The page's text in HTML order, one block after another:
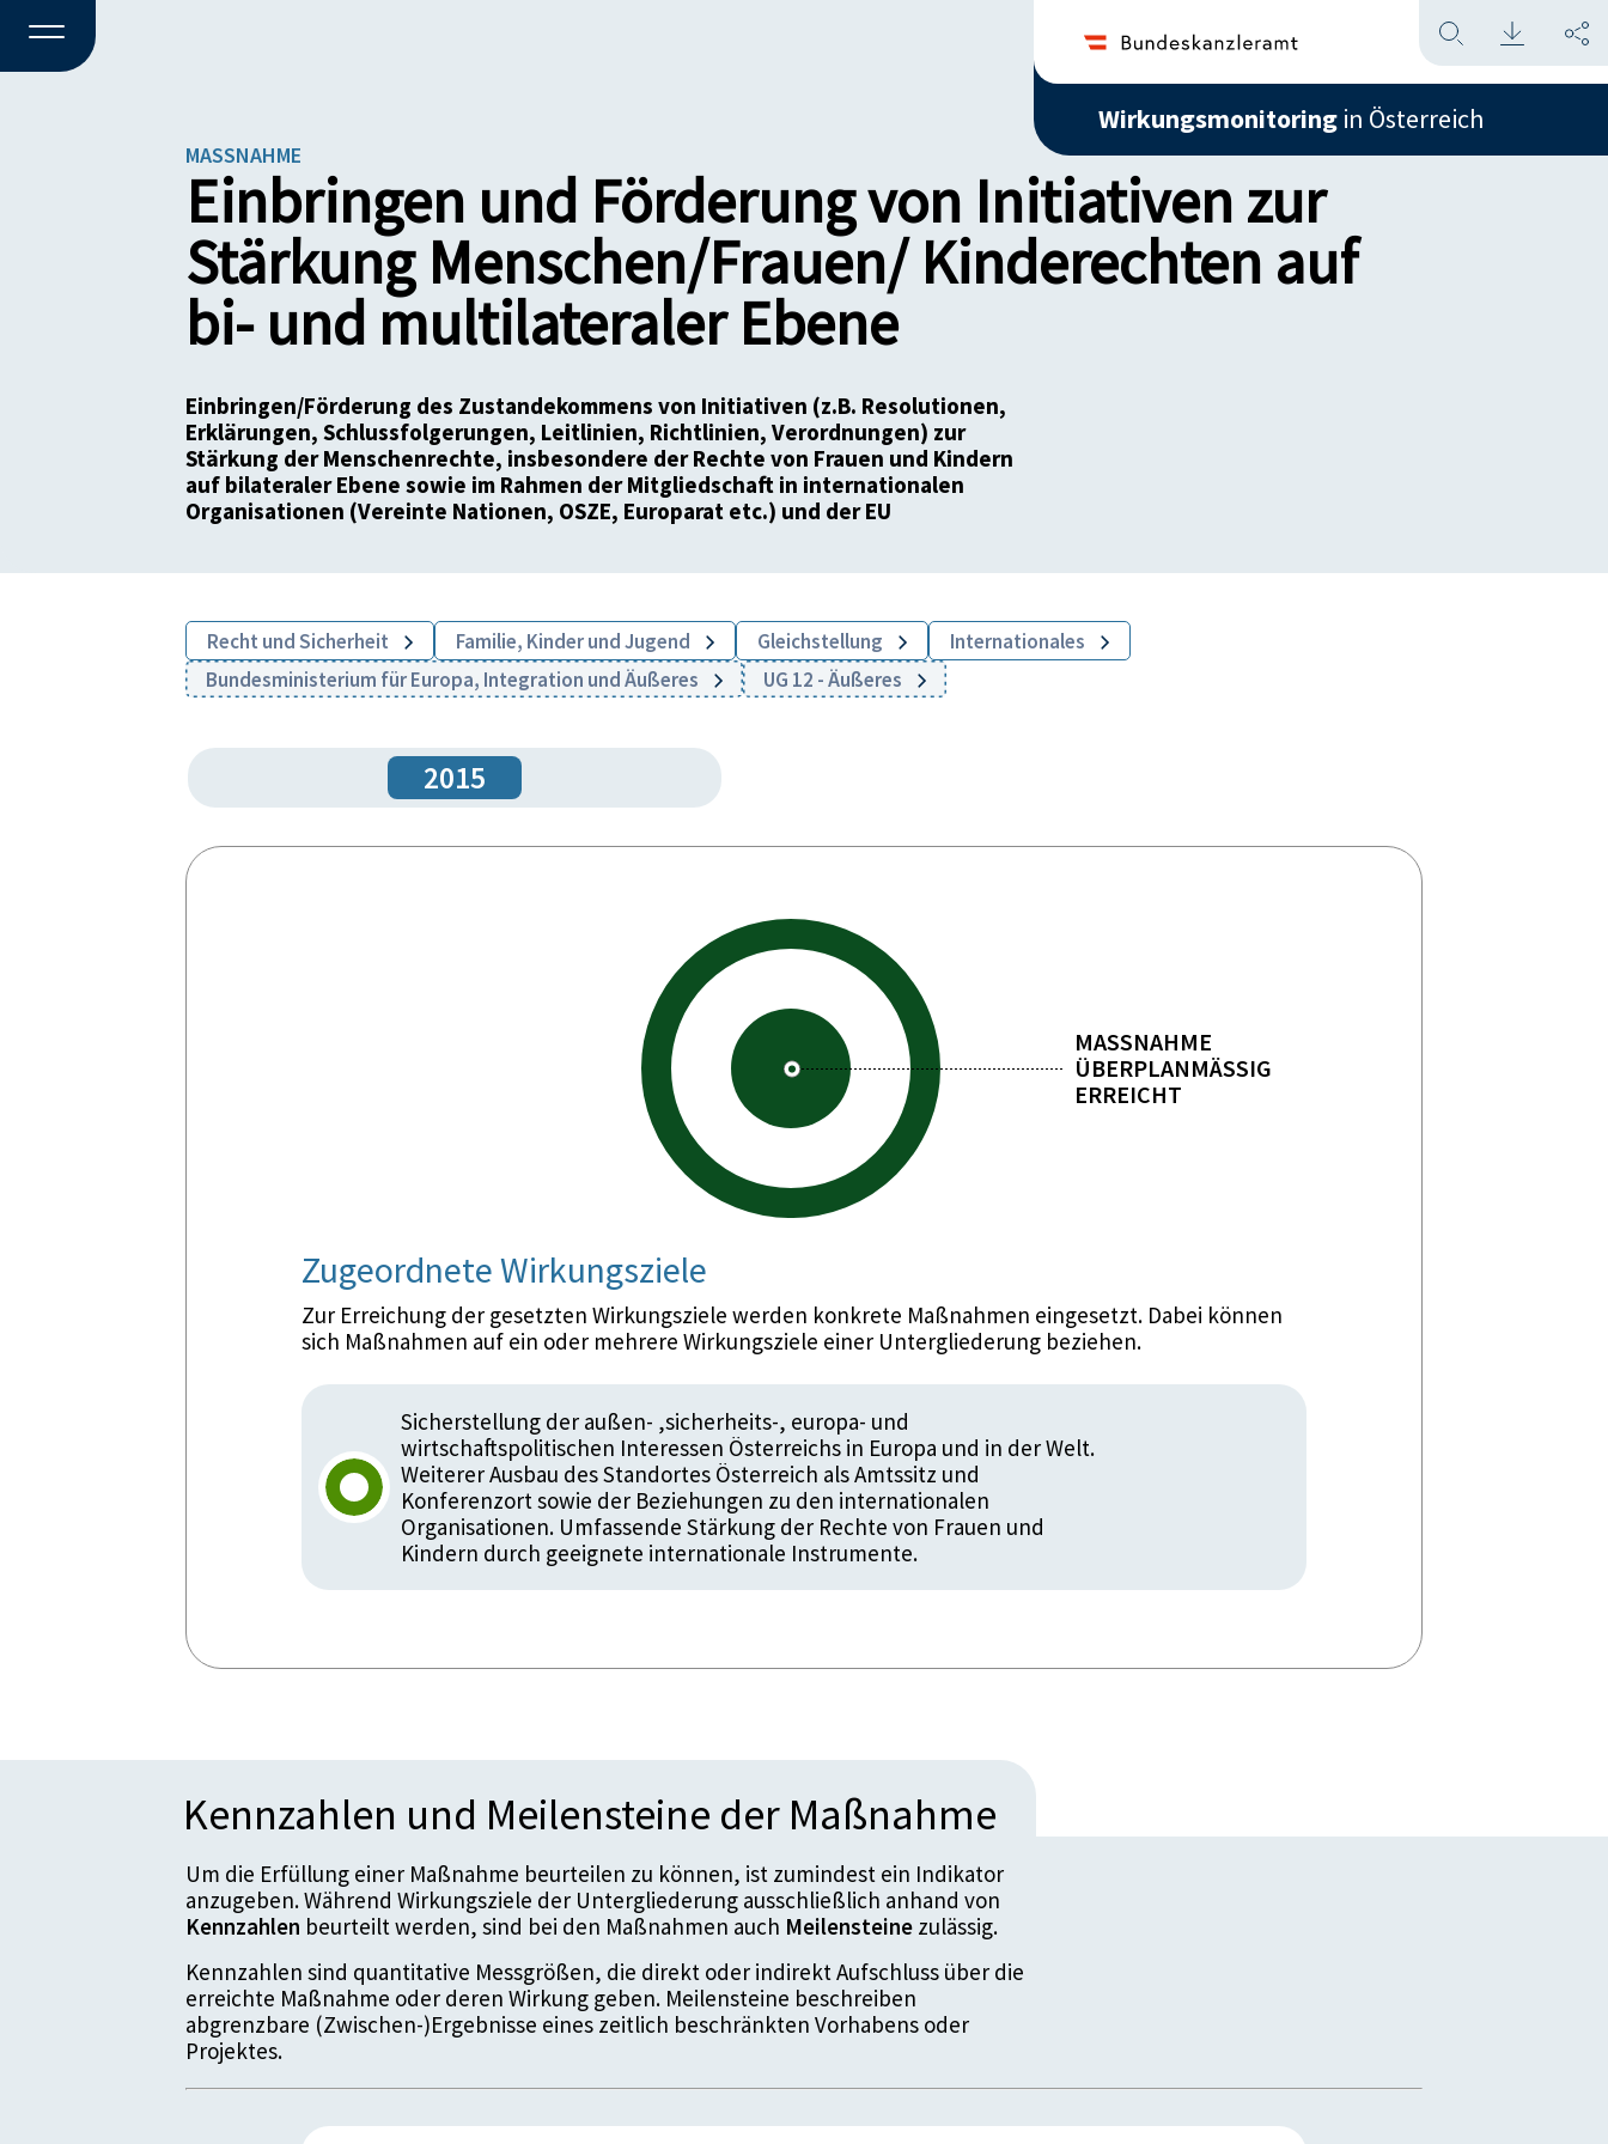
Wirkungsmonitoring in Österreich
MASSNAHME
Einbringen und Förderung von Initiativen zur
Stärkung Menschen/Frauen/ Kinderechten auf
bi- und multilateraler Ebene
Einbringen/Förderung des Zustandekommens von Initiativen (z.B. Resolutionen,
Erklärungen, Schlussfolgerungen, Leitlinien, Richtlinien, Verordnungen) zur
Stärkung der Menschenrechte, insbesondere der Rechte von Frauen und Kindern
auf bilateraler Ebene sowie im Rahmen der Mitgliedschaft in internationalen
Organisationen (Vereinte Nationen, OSZE, Europarat etc.) und der EU
Recht und Sicherheit Familie, Kinder und Jugend Gleichstellung
Internationales
Bundesministerium für Europa, Integration und Äußeres
UG 12 - Äußeres
2015
MASSNAHME
ÜBERPLANMÄSSIG E
RREICHT
Zugeordnete Wirkungsziele
Zur Erreichung der gesetzten Wirkungsziele werden konkrete Maßnahmen eingesetzt. Dabei können
sich Maßnahmen auf ein oder mehrere Wirkungsziele einer Untergliederung beziehen.
Sicherstellung der außen- ,sicherheits-, europa- und
wirtschaftspolitischen Interessen Österreichs in Europa und in der Welt.
Weiterer Ausbau des Standortes Österreich als Amtssitz und
Konferenzort sowie der Beziehungen zu den internationalen
Organisationen. Umfassende Stärkung der Rechte von Frauen und
Kindern durch geeignete internationale Instrumente.
Kennzahlen und Meilensteine der Maßnahme
Um die Erfüllung einer Maßnahme beurteilen zu können, ist zumindest ein Indikator
anzugeben. Während Wirkungsziele der Untergliederung ausschließlich anhand von
Kennzahlen beurteilt werden, sind bei den Maßnahmen auch Meilensteine zulässig.
Kennzahlen sind quantitative Messgrößen, die direkt oder indirekt Aufschluss über die
erreichte Maßnahme oder deren Wirkung geben. Meilensteine beschreiben
abgrenzbare (Zwischen-)Ergebnisse eines zeitlich beschränkten Vorhabens oder
Projektes.